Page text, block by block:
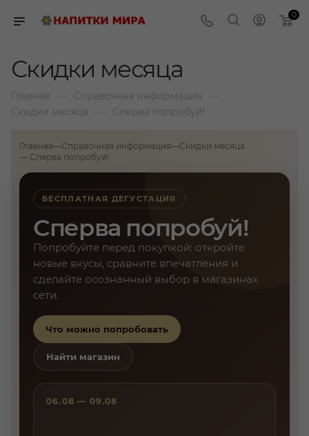
0
Скидки месяца
Главная Справочная информация
Скидки месяца Сперва попробуй!
Главная—Справочная информация—Скидки месяца
— Сперва попробуй!
БЕСПЛАТНАЯ ДЕГУСТАЦИЯ
Сперва попробуй!
Попробуйте перед покупкой: откройте
новые вкусы, сравните впечатления и
сделайте осознанный выбор в магазинах
сети.
Что можно попробовать
Найти магазин
06.08 — 09.08